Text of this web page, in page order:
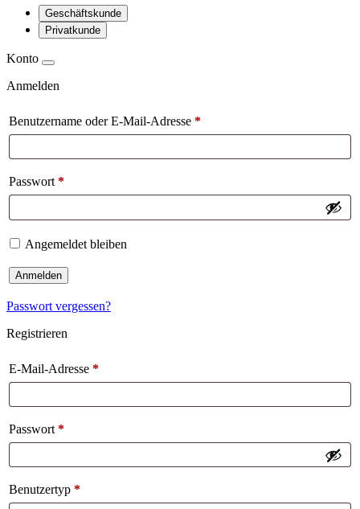
Geschäftskunde
Privatkunde
Konto
Anmelden
Benutzername oder E-Mail-Adresse *
Passwort *
Angemeldet bleiben
Anmelden
Passwort vergessen?
Registrieren
E-Mail-Adresse *
Passwort *
Benutzertyp *